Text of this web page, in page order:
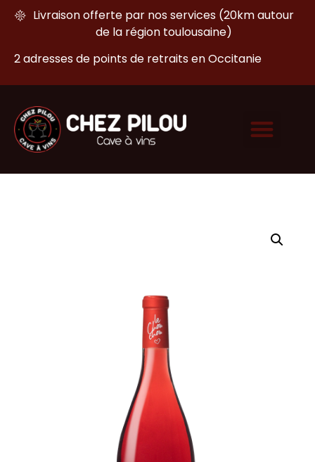
Livraison offerte par nos services (20km autour
de la région toulousaine)
2 adresses de points de retraits en Occitanie